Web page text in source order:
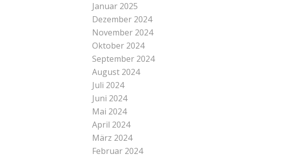
Januar 2025
Dezember 2024
November 2024
Oktober 2024
September 2024
August 2024
Juli 2024
Juni 2024
Mai 2024
April 2024
März 2024
Februar 2024